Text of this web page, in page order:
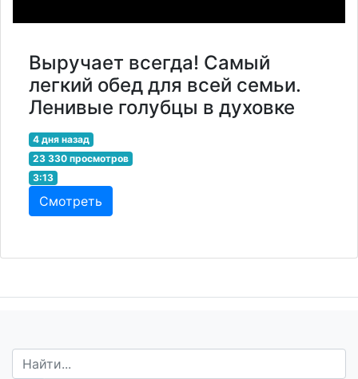
Выручает всегда! Самый
легкий обед для всей семьи.
Ленивые голубцы в духовке
4 дня назад
23 330 просмотров
3:13
Смотреть